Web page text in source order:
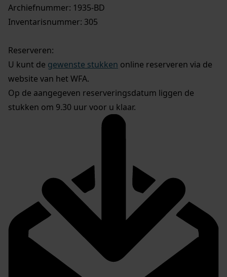
Archiefnummer: 1935-BD
Inventarisnummer: 305
Reserveren:
U kunt de gewenste stukken online reserveren via de
website van het WFA.
Op de aangegeven reserveringsdatum liggen de
stukken om 9.30 uur voor u klaar.